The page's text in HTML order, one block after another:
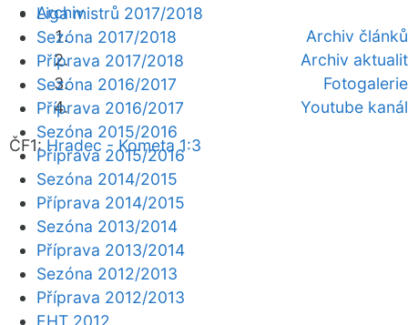
Archiv
Archiv článků
Archiv aktualit
Fotogalerie
Youtube kanál
ČF1:Hradec - Kometa 1:3
Liga mistrů 2017/2018
Sezóna 2017/2018
Příprava 2017/2018
Sezóna 2016/2017
Příprava 2016/2017
Sezóna 2015/2016
Příprava 2015/2016
Sezóna 2014/2015
Příprava 2014/2015
Sezóna 2013/2014
Příprava 2013/2014
Sezóna 2012/2013
Příprava 2012/2013
EHT 2012